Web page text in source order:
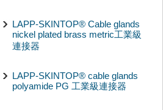
LAPP-SKINTOP® Cable glands
nickel plated brass metric工業級
連接器
LAPP-SKINTOP® cable glands
polyamide PG 工業級連接器